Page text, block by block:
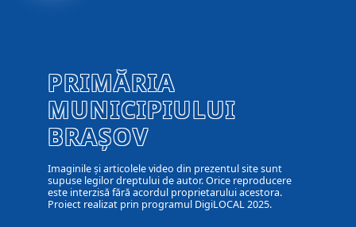
PRIMĂRIA
MUNICIPIULUI
BRAȘOV
Imaginile și articolele video din prezentul site sunt
supuse legilor dreptului de autor. Orice reproducere
este interzisă fără acordul proprietarului acestora.
Proiect realizat prin programul DigiLOCAL 2025.